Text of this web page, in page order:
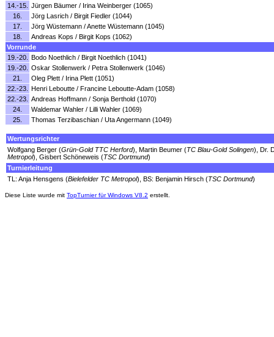
14.-15.
Jürgen Bäumer / Irina Weinberger (1065)
16.
Jörg Lasrich / Birgit Fiedler (1044)
17.
Jörg Wüstemann / Anette Wüstemann (1045)
18.
Andreas Kops / Birgit Kops (1062)
Vorrunde
19.-20.
Bodo Noethlich / Birgit Noethlich (1041)
19.-20.
Oskar Stollenwerk / Petra Stollenwerk (1046)
21.
Oleg Plett / Irina Plett (1051)
22.-23.
Henri Leboutte / Francine Leboutte-Adam (1058)
22.-23.
Andreas Hoffmann / Sonja Berthold (1070)
24.
Waldemar Wahler / Lilli Wahler (1069)
25.
Thomas Terzibaschian / Uta Angermann (1049)
Wertungsrichter
Wolfgang Berger (Grün-Gold TTC Herford), Martin Beumer (TC Blau-Gold Solingen), Dr.
Metropol), Gisbert Schöneweis (TSC Dortmund)
Turnierleitung
TL: Anja Hensgens (Bielefelder TC Metropol), BS: Benjamin Hirsch (TSC Dortmund)
Diese Liste wurde mit TopTurnier für Windows V8.2 erstellt.